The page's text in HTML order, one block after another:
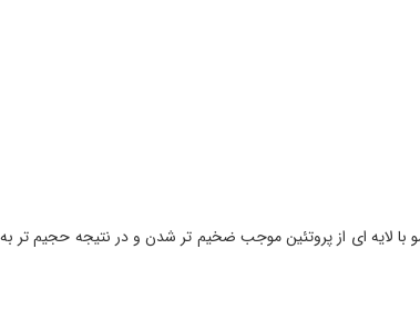
با لایه ای از پروتئین موجب ضخیم تر شدن و در نتیجه حجیم تر به